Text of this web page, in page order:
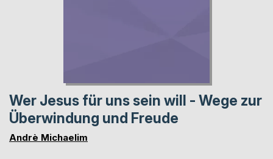
Wer Jesus für uns sein will - Wege zur
Überwindung und Freude
Andrè Michaelim